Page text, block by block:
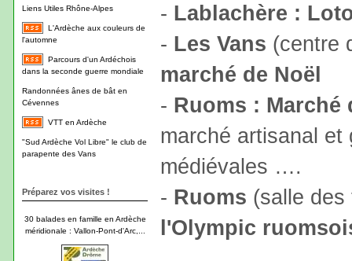
Liens Utiles Rhône-Alpes
L'Ardèche aux couleurs de
l'automne
Parcours d'un Ardéchois
dans la seconde guerre mondiale
Randonnées ânes de bât en
Cévennes
VTT en Ardèche
"Sud Ardèche Vol Libre" le club de
parapente des Vans
Préparez vos visites !
30 balades en famille en Ardèche
méridionale : Vallon-Pont-d'Arc,...
- Lablachère :
- Les Vans (centre
marché de Noël
- Ruoms : Marché
marché artisanal et
médiévales ….
- Ruoms (salle
l'Olympic